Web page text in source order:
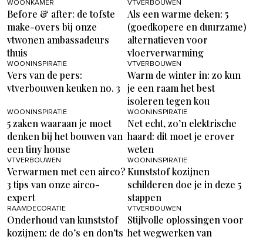
WOONKAMER
Before & after: de tofste
make-overs bij onze
vtwonen ambassadeurs
thuis
VTVERBOUWEN
Als een warme deken: 5
(goedkopere en duurzame)
alternatieven voor
vloerverwarming
WOONINSPIRATIE
Vers van de pers:
vtverbouwen keuken no. 3
VTVERBOUWEN
Warm de winter in: zo kun
je een raam het best
isoleren tegen kou
WOONINSPIRATIE
5 zaken waaraan je moet
denken bij het bouwen van
een tiny house
WOONINSPIRATIE
Net echt, zo’n elektrische
haard: dit moet je erover
weten
VTVERBOUWEN
Verwarmen met een airco?
3 tips van onze airco-
expert
WOONINSPIRATIE
Kunststof kozijnen
schilderen doe je in deze 5
stappen
RAAMDECORATIE
Onderhoud van kunststof
kozijnen: de do’s en don’ts
VTVERBOUWEN
Stijlvolle oplossingen voor
het wegwerken van